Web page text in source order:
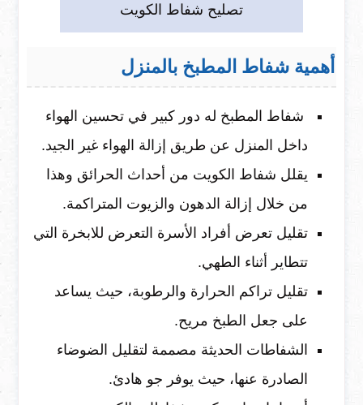
تصليح شفاط الكويت
أهمية شفاط المطبخ بالمنزل
شفاط المطبخ له دور كبير في تحسين الهواء
داخل المنزل عن طريق إزالة الهواء غير الجيد.
يقلل شفاط الكويت من أحداث الحرائق وهذا
من خلال إزالة الدهون والزيوت المتراكمة.
تقليل تعرض أفراد الأسرة التعرض للابخرة التي
تتطاير أثناء الطهي.
تقليل تراكم الحرارة والرطوبة، حيث يساعد
على جعل الطبخ مريح.
الشفاطات الحديثة مصممة لتقليل الضوضاء
الصادرة عنها، حيث يوفر جو هادئ.